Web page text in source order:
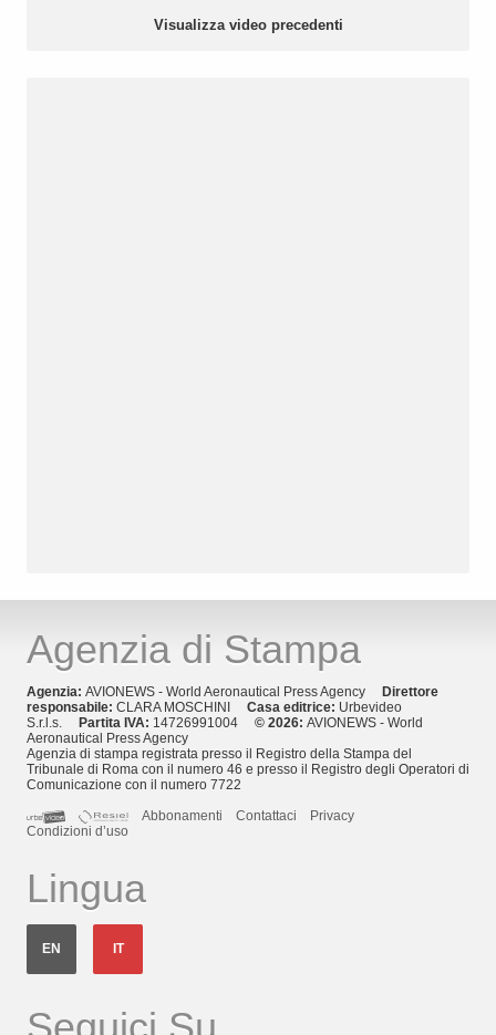
Visualizza video precedenti
Agenzia di Stampa
Agenzia: AVIONEWS - World Aeronautical Press Agency
Direttore
responsabile: CLARA MOSCHINI Casa editrice: Urbevideo
S.r.l.s.
Partita IVA: 14726991004 © 2026: AVIONEWS - World
Aeronautical Press Agency
Agenzia di stampa registrata presso il Registro della Stampa del
Tribunale di Roma con il numero 46 e presso il Registro degli Operatori di
Comunicazione con il numero 7722
Abbonamenti
Contattaci
Privacy
Condizioni d’uso
Lingua
EN IT